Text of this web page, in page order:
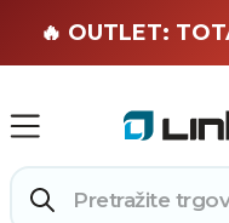
🏄
🔥 OUTLET: